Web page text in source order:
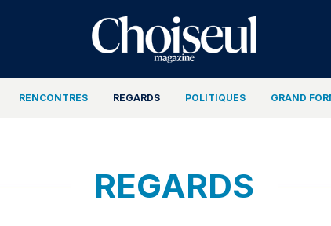
RENCONTRES REGARDS POLITIQUES GRAND
REGARDS